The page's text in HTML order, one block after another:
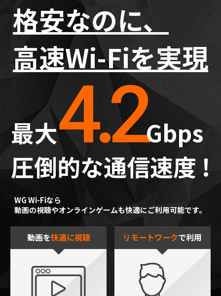
格安なのに、
高速Wi-Fiを実現
最大4.2Gbps
圧倒的な通信速度 !
WG Wi-Fiなら
動画の視聴やオンラインゲームも快適にご利用可能です。
動画を快適に視聴 リモートワークで利用